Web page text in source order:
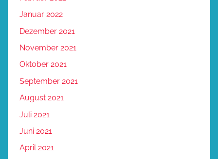
Januar 2022
Dezember 2021
November 2021
Oktober 2021
September 2021
August 2021
Juli 2021
Juni 2021
April 2021